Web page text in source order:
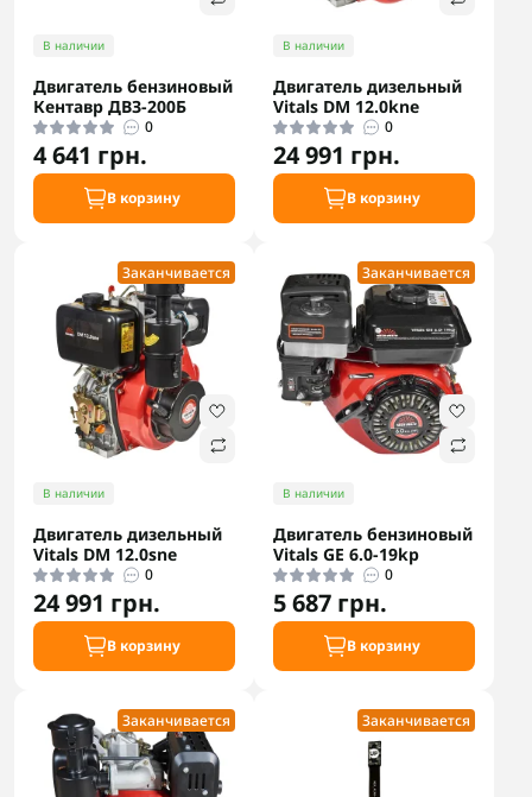
В наличии
Двигатель бензиновый
Кентавр ДВЗ-200Б
0
4 641 грн.
В корзину
В наличии
Двигатель дизельный
Vitals DM 12.0kne
0
24 991 грн.
В корзину
Заканчивается
В наличии
Двигатель дизельный
Vitals DM 12.0sne
0
24 991 грн.
В корзину
Заканчивается
В наличии
Двигатель бензиновый
Vitals GE 6.0-19kp
0
5 687 грн.
В корзину
Заканчивается Заканчивается